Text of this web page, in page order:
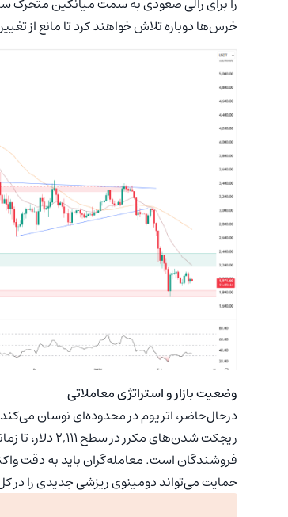
خرس‌ها دوباره تلاش خواهند کرد تا مانع از
وضعیت بازار و استراتژی معاملاتی
درحال‌حاضر، اتریوم در محدوده‌ای نوسان
حمایت می‌تواند دومینوی ریزشی جدیدی را در کل